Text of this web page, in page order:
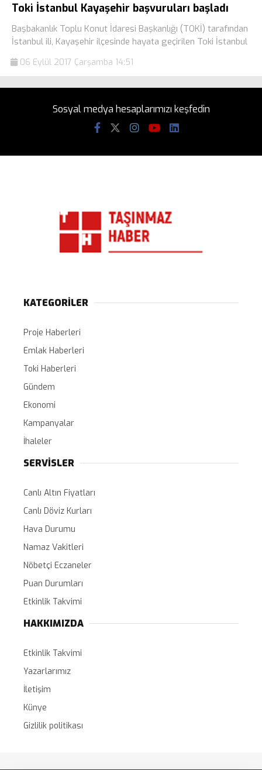
Toki İstanbul Kayaşehir başvuruları başladı
Başbakanlık Toplu Konut İdaresi Başkanlığı (TOKİ) tarafından
İstanbul ili, Kayaşehir ilçesinde hayata geçirilen Toki İstanbul
06 Eylül 2017 Çarşamba 14:51
Sosyal medya hesaplarımızı keşfedin
KATEGORİLER
Proje Haberleri
Emlak Haberleri
Toki Haberleri
Gündem
Ekonomi
Kampanyalar
İhaleler
SERVİSLER
Canlı Altın Fiyatları
Canlı Döviz Kurları
Hava Durumu
Namaz Vakitleri
Nöbetçi Eczaneler
Puan Durumları
Etkinlik Takvimi
HAKKIMIZDA
Etkinlik Takvimi
Yazarlarımız
İletişim
Künye
Gizlilik politikası